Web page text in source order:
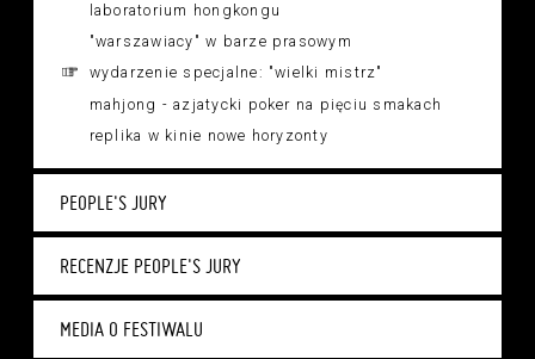
laboratorium hongkongu
"warszawiacy" w barze prasowym
wydarzenie specjalne: "wielki mistrz"
mahjong - azjatycki poker na pięciu smakach
replika w kinie nowe horyzonty
PEOPLE'S JURY
RECENZJE PEOPLE'S JURY
MEDIA O FESTIWALU